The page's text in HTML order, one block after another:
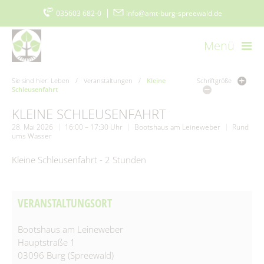
035603 682-0 info@amt-burg-spreewald.de
Menü
Startseite Kontakt Datenschutz
Impressum
Barrierefreiheitserklärung
www.burgimspreewald.de
Cookie-Einstellungen
Ausschreibungen/Vergaben
Vergebene Aufträge
Burger Spreewaldzeitung
Vorstellung
Grußwort
Gemeinden
Politik & Verwaltung
Der Amtsdirektor
Amt I – Hauptverwaltung
Bürgerservice
Was erledige ich wo?
Sie sind hier: Leben / Veranstaltungen /
Kleine
Schleusenfahrt
Schriftgröße
KLEINE SCHLEUSENFAHRT
28. Mai 2026 16:00 – 17:30 Uhr Bootshaus am Leineweber
Rund
ums Wasser
Kleine Schleusenfahrt - 2 Stunden
VERANSTALTUNGSORT
Bootshaus am Leineweber
Hauptstraße 1
03096 Burg (Spreewald)